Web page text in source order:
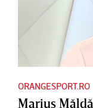
ORANGESPORT.RO
Marius